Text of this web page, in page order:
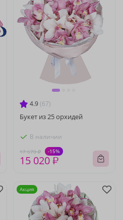
4.9 (67)
Букет из 25 орхидей
В наличии
17 670 ₽ -15%
15 020 ₽
Акция